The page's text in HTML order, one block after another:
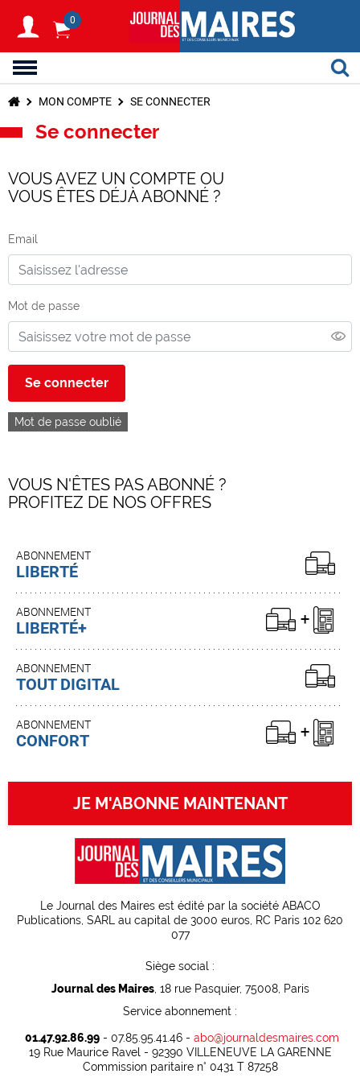
0
MON COMPTE SE CONNECTER
Se connecter
VOUS AVEZ UN COMPTE OU
VOUS ÊTES DÉJÀ ABONNÉ ?
Email
Mot de passe
Se connecter
Mot de passe oublié
VOUS N'ÊTES PAS ABONNÉ ?
PROFITEZ DE NOS OFFRES
ABONNEMENT
LIBERTÉ
ABONNEMENT
LIBERTÉ+
ABONNEMENT
TOUT DIGITAL
ABONNEMENT
CONFORT
JE M'ABONNE MAINTENANT
Le Journal des Maires est édité par la société ABACO
Publications, SARL au capital de 3000 euros, RC Paris 102 620
077
Siège social :
Journal des Maires, 18 rue Pasquier, 75008, Paris
Service abonnement :
01.47.92.86.99- 07.85.95.41.46 - abo@journaldesmaires.com
19 Rue Maurice Ravel - 92390 VILLENEUVE LA GARENNE
Commission paritaire n° 0431 T 87258